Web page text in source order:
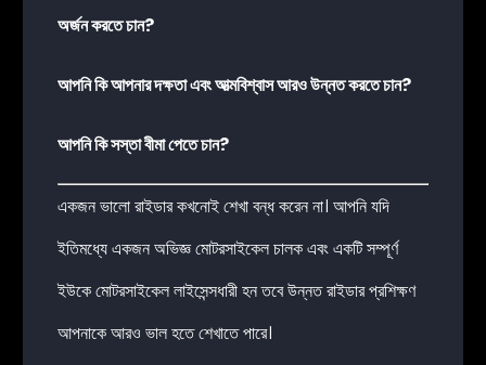
অর্জন করতে চান?
আপনি কি আপনার দক্ষতা এবং আত্মবিশ্বাস আরও উন্নত করতে চান?
আপনি কি সস্তা বীমা পেতে চান?
একজন ভালো রাইডার কখনোই শেখা বন্ধ করেন না। আপনি যদি
ইতিমধ্যে একজন অভিজ্ঞ মোটরসাইকেল চালক এবং একটি সম্পূর্ণ
ইউকে মোটরসাইকেল লাইসেন্সধারী হন তবে উন্নত রাইডার প্রশিক্ষণ
আপনাকে আরও ভাল হতে শেখাতে পারে।